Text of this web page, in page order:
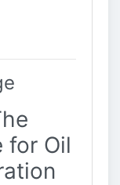
for Oil